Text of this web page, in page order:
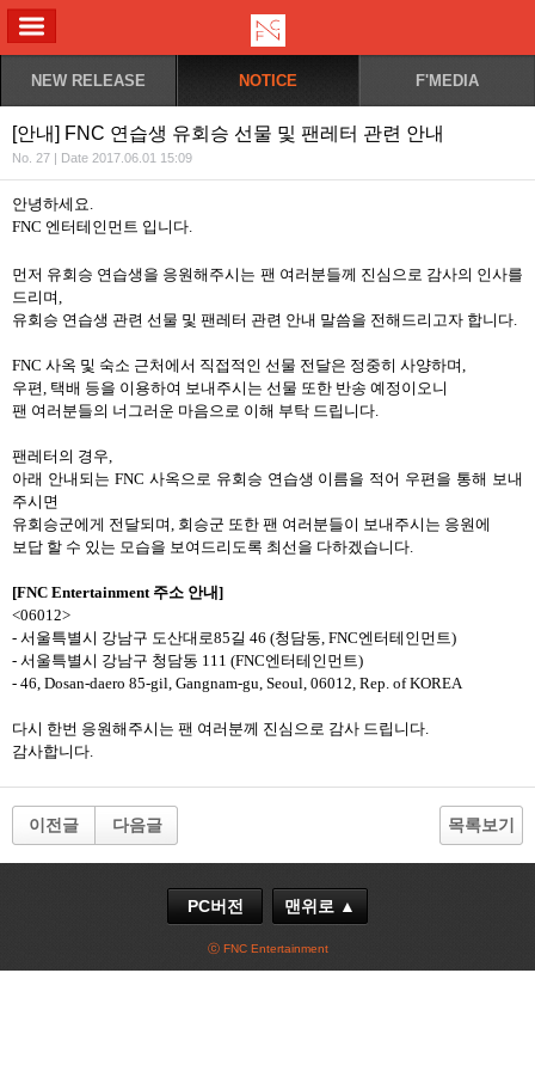
NEW RELEASE NOTICE F'MEDIA
[안내] FNC 연습생 유회승 선물 및 팬레터 관련 안내
No. 27 | Date 2017.06.01 15:09
안녕하세요.
FNC 엔터테인먼트 입니다.
먼저 유회승 연습생을 응원해주시는 팬 여러분들께 진심으로 감사의 인사를
드리며,
유회승 연습생 관련 선물 및 팬레터 관련 안내 말씀을 전해드리고자 합니다.
FNC 사옥 및 숙소 근처에서 직접적인 선물 전달은 정중히 사양하며,
우편, 택배 등을 이용하여 보내주시는 선물 또한 반송 예정이오니
팬 여러분들의 너그러운 마음으로 이해 부탁 드립니다.
팬레터의 경우,
아래 안내되는 FNC 사옥으로 유회승 연습생 이름을 적어 우편을 통해 보내
주시면
유회승군에게 전달되며, 회승군 또한 팬 여러분들이 보내주시는 응원에
보답 할 수 있는 모습을 보여드리도록 최선을 다하겠습니다.
[FNC Entertainment 주소 안내]
<06012>
- 서울특별시 강남구 도산대로85길 46 (청담동, FNC엔터테인먼트)
- 서울특별시 강남구 청담동 111 (FNC엔터테인먼트)
- 46, Dosan-daero 85-gil, Gangnam-gu, Seoul, 06012, Rep. of KOREA
다시 한번 응원해주시는 팬 여러분께 진심으로 감사 드립니다.
감사합니다.
이전글 다음글 목록보기
PC버전 맨위로 ▲
ⓒ FNC Entertainment